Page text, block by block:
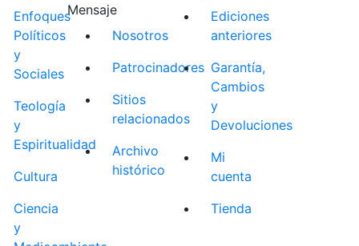
Enfoques
Políticos
y
Sociales
Teología
y
Espiritualidad
Cultura
Ciencia
y
Mensaje
Nosotros
Patrocinadores
Sitios
relacionados
Archivo
histórico
Ediciones
anteriores
Garantía,
Cambios
y
Devoluciones
Mi
cuenta
Tienda